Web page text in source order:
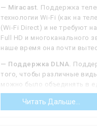
— Miracast. Поддержка
технологии Wi-Fi (как на
(Wi-Fi Direct) и не требуют
Full HD и многоканального
наше время она почти
— Поддержка DLNA.
того, чтобы различные
можно было объединять в
производителя отдельных
видео с других устройств
Читать Дальше...